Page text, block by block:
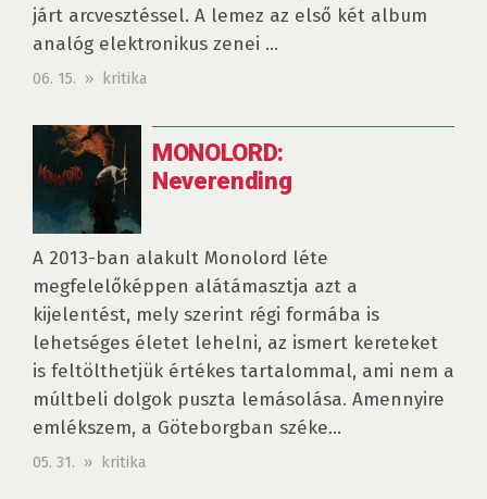
járt arcvesztéssel. A lemez az első két album
analóg elektronikus zenei ...
06. 15. » kritika
MONOLORD:
Neverending
A 2013-ban alakult Monolord léte
megfelelőképpen alátámasztja azt a
kijelentést, mely szerint régi formába is
lehetséges életet lehelni, az ismert kereteket
is feltölthetjük értékes tartalommal, ami nem a
múltbeli dolgok puszta lemásolása. Amennyire
emlékszem, a Göteborgban széke...
05. 31. » kritika